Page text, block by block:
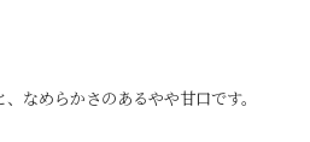
なめらかさのあるやや甘口です。